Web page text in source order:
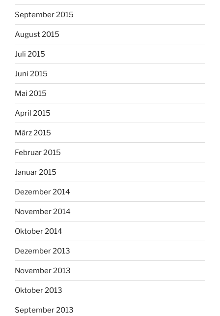
September 2015
August 2015
Juli 2015
Juni 2015
Mai 2015
April 2015
März 2015
Februar 2015
Januar 2015
Dezember 2014
November 2014
Oktober 2014
Dezember 2013
November 2013
Oktober 2013
September 2013